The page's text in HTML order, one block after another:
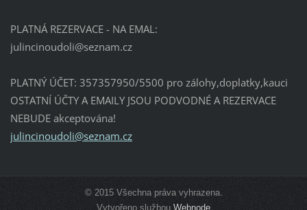
PLATNÁ REZERVACE - NA EMAL:
julincinoudoli@seznam.cz
PLATNÝ ÚČET: 357357950/5500 pro zálohy,doplatky,kauci
OSTATNÍ ÚČTY A EMAILY JSOU PODVODNÉ A REZERVACE
NEBUDE akceptována!
julincinoudoli@seznam.cz
© 2015 Všechna práva vyhrazena.
Vytvořeno službouWebnode